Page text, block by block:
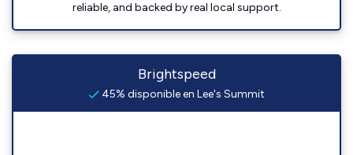
reliable, and backed by real local support.
Brightspeed
45% disponible en Lee's Summit